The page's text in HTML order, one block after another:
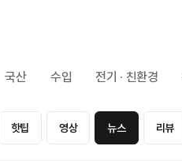
국산 수입 전기 · 친환경
핫팁 영상 뉴스 리뷰